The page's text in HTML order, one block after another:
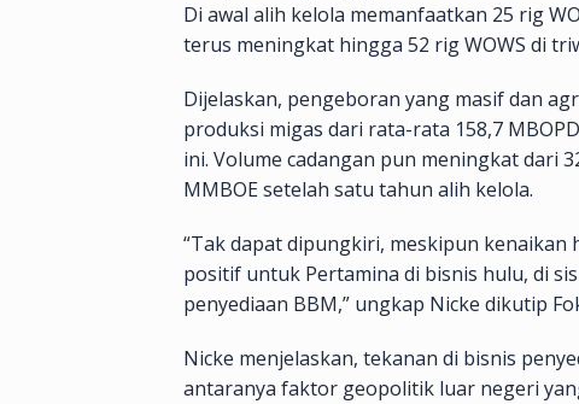
Di awal alih kelola memanfaatkan 25 rig
terus meningkat hingga 52 rig WOWS di
Dijelaskan, pengeboran yang masif dan
produksi migas dari rata-rata 158,7
ini. Volume cadangan pun meningkat dari
MMBOE setelah satu tahun alih kelola.
“Tak dapat dipungkiri, meskipun
positif untuk Pertamina di bisnis hulu, di
penyediaan BBM,” ungkap Nicke dikutip
Nicke menjelaskan, tekanan di bisnis
antaranya faktor geopolitik luar negeri